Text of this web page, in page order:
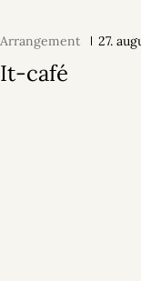
Arrangement 27.
It-café